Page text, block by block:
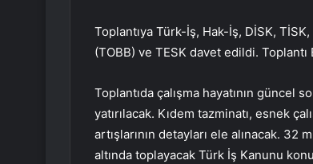
Toplantıya Türk-İş, Hak-İş, DİSK,
(TOBB) ve TESK davet edildi.
Toplantıda çalışma hayatının güncel
yatırılacak. Kıdem tazminatı, esnek
artışlarının detayları ele alınacak.
altında toplayacak Türk İş Kanunu